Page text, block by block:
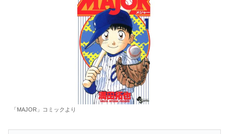
「MAJOR」コミックより